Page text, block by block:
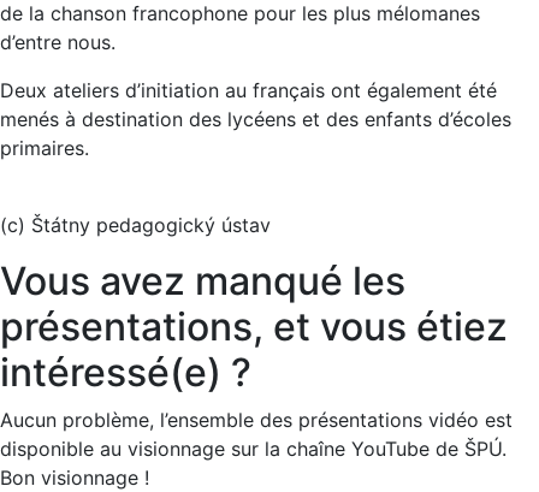
de la chanson francophone pour les plus mélomanes
d’entre nous.
Deux ateliers d’initiation au français ont également été
menés à destination des lycéens et des enfants d’écoles
primaires.
(c) Štátny pedagogický ústav
Vous avez manqué les
présentations, et vous étiez
intéressé(e) ?
Aucun problème, l’ensemble des présentations vidéo est
disponible au visionnage sur la chaîne YouTube de ŠPÚ.
Bon visionnage !